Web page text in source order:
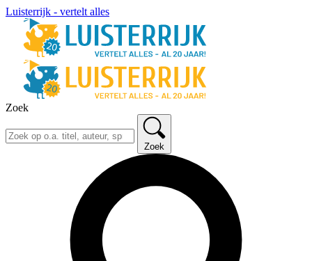
Luisterrijk - vertelt alles
Zoek
Zoek